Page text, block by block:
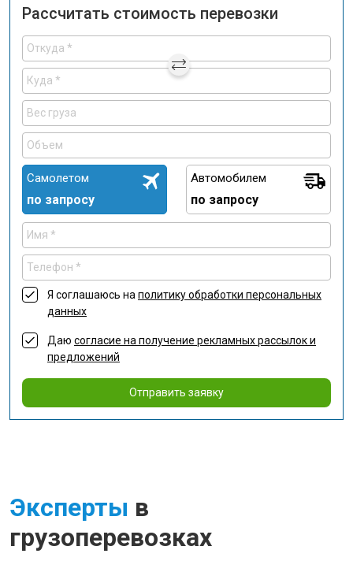
Рассчитать стоимость перевозки
Самолетом
по запросу
Автомобилем
по запросу
Я соглашаюсь наполитику обработки персональных
данных
Даю согласие на получение рекламных рассылок и
предложений
Отправить заявку
Эксперты в
грузоперевозках